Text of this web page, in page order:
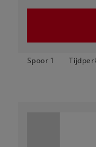
Spoor 1